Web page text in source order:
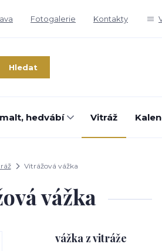
Fotogalerie Kontakty
Hledat
hedvábí Vitráž
Vitrážová vážka
vážka
vážka z vitráže